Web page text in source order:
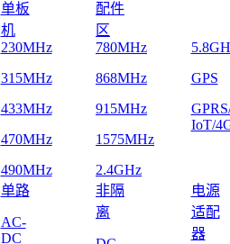
单板
机
配件
区
230MHz
315MHz
433MHz
470MHz
490MHz
780MHz
868MHz
915MHz
1575MHz
2.4GHz
GPS
IoT/
单路
AC-
DC
非隔
离
电源
适配
器